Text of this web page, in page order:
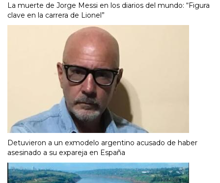
La muerte de Jorge Messi en los diarios del mundo: “Figura
clave en la carrera de Lionel”
Detuvieron a un exmodelo argentino acusado de haber
asesinado a su expareja en España